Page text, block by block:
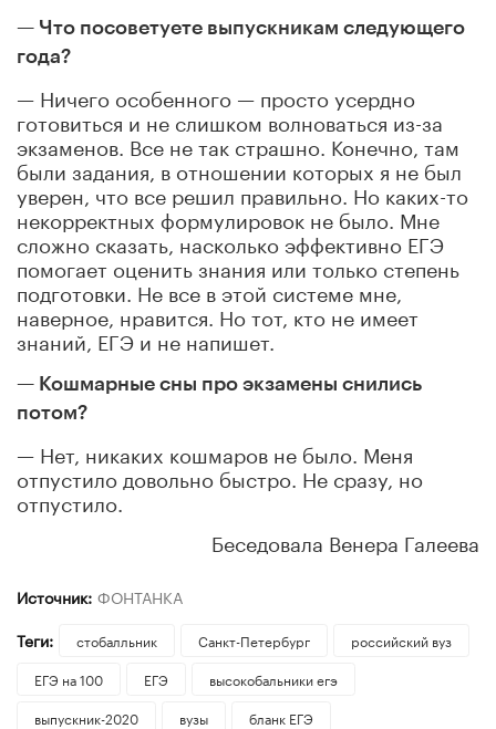
— Что посоветуете выпускникам следующего
года?
— Ничего особенного — просто усердно
готовиться и не слишком волноваться из-за
экзаменов. Все не так страшно. Конечно, там
были задания, в отношении которых я не был
уверен, что все решил правильно. Но каких-то
некорректных формулировок не было. Мне
сложно сказать, насколько эффективно ЕГЭ
помогает оценить знания или только степень
подготовки. Не все в этой системе мне,
наверное, нравится. Но тот, кто не имеет
знаний, ЕГЭ и не напишет.
— Кошмарные сны про экзамены снились
потом?
— Нет, никаких кошмаров не было. Меня
отпустило довольно быстро. Не сразу, но
отпустило.
Беседовала Венера Галеева
Источник: ФОНТАНКА
Теги:
стобалльник Санкт-Петербург
российский вуз
ЕГЭ на 100
ЕГЭ
высокобальники егэ
выпускник-2020
вузы бланк ЕГЭ